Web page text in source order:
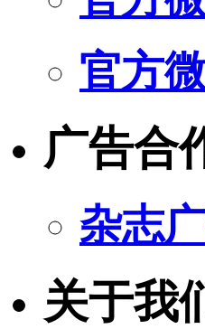
官方
广告合
杂志
关于我